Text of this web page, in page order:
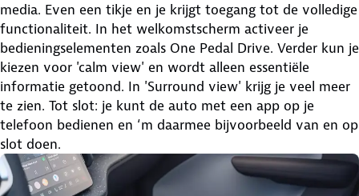
media. Even een tikje en je krijgt toegang tot de volledige
functionaliteit. In het welkomstscherm activeer je
bedieningselementen zoals One Pedal Drive. Verder kun je
kiezen voor 'calm view' en wordt alleen essentiële
informatie getoond. In 'Surround view' krijg je veel meer
te zien. Tot slot: je kunt de auto met een app op je
telefoon bedienen en ‘m daarmee bijvoorbeeld van en op
slot doen.